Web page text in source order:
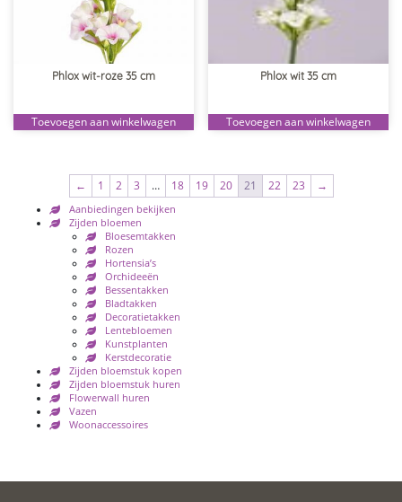
Aanbiedingen bekijken
Zijden bloemen
Bloesemtakken
Rozen
Hortensia’s
Orchideeën
Bessentakken
Bladtakken
Decoratietakken
Lentebloemen
Kunstplanten
Kerstdecoratie
Zijden bloemstuk kopen
Zijden bloemstuk huren
Flowerwall huren
Vazen
Woonaccessoires
Phlox wit-roze 35 cm
Toevoegen aan winkelwagen
Phlox wit 35 cm
Toevoegen aan winkelwagen
← 1 2 3 … 18 19 20 21 22 23 →